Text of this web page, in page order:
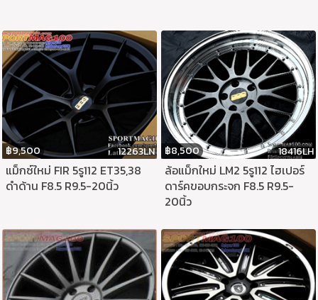
฿9,500 12263LN
แม็กซ์ใหม่ FIR 5รู112 ET35,38
ดำด้าน F8.5 R9.5-20นิ้ว
฿8,500 18416LH
ล้อแม็กใหม่ LM2 5รู112 ไฮเปอร์
ดาร์คขอบกระจก F8.5 R9.5-
20นิ้ว